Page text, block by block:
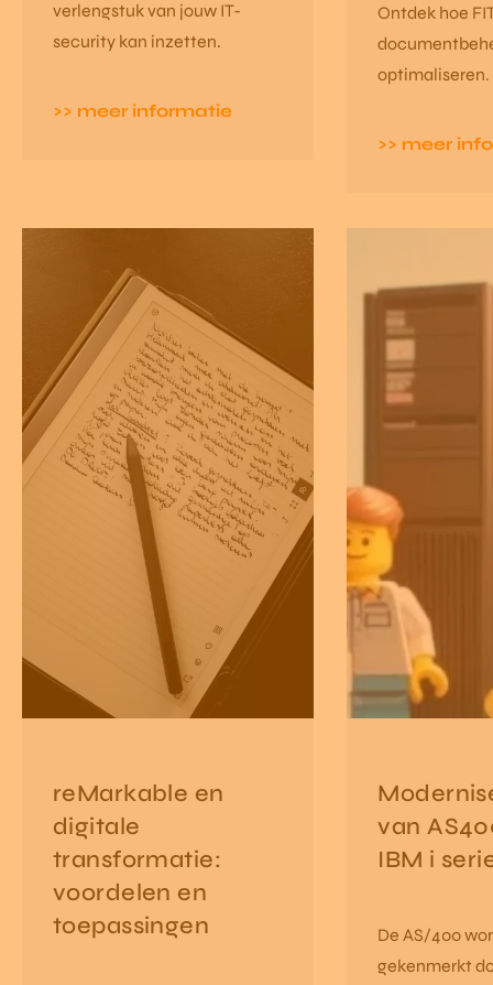
verlengstuk van jouw IT-
security kan inzetten.
>> meer informatie
Ontdek hoe
optimaliseren.
geniet van
>> meer
reMarkable en
digitale
transformatie:
voordelen en
toepassingen
van
IBM i
De AS/400
gekenmerkt